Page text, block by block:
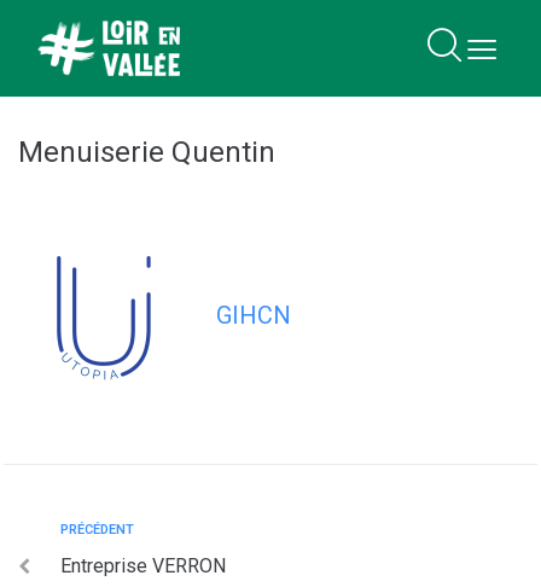
principal
Menuiserie Quentin
GIHCN
PRÉCÉDENT
Entreprise VERRON